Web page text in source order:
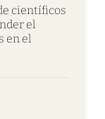
científicos
el
en el